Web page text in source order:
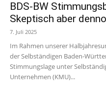
BDS-BW
Skeptisch aber
7. Juli 2025
Im Rahmen unserer
der Selbständigen Baden-
Stimmungslage unter
Unternehmen (KMU)...